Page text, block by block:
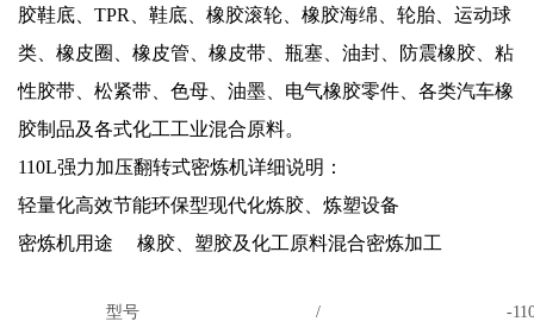
胶鞋底、TPR、鞋底、橡胶滚轮、橡胶海绵、轮胎、运动球
类、橡皮圈、橡皮管、橡皮带、瓶塞、油封、防震橡胶、粘
性胶带、松紧带、色母、油墨、电气橡胶零件、各类汽车橡
胶制品及各式化工工业混合原料。
110L强力加压翻转式密炼机详细说明：
轻量化高效节能环保型现代化炼胶、炼塑设备
密炼机用途 橡胶、塑胶及化工原料混合密炼加工
型号 / -